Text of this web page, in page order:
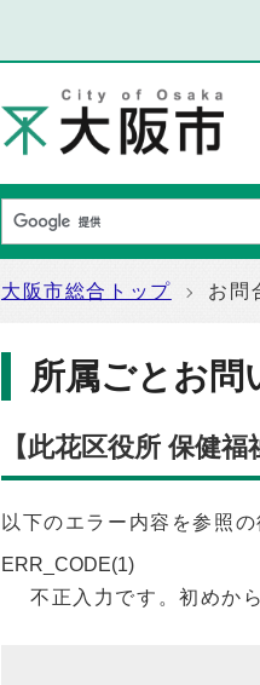
大阪市総合トップ お問
所属ごとお問
【此花区役所 保健
以下のエラー内容を参照
ERR_CODE(1)
不正入力です。初めか